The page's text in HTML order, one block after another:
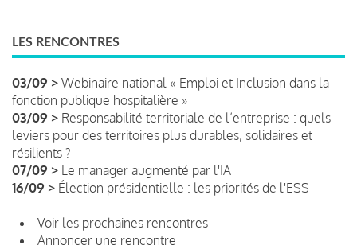
LES RENCONTRES
03/09 > Webinaire national « Emploi et Inclusion dans la
fonction publique hospitalière »
03/09 > Responsabilité territoriale de l’entreprise : quels
leviers pour des territoires plus durables, solidaires et
résilients ?
07/09 > Le manager augmenté par l'IA
16/09 > Élection présidentielle : les priorités de l'ESS
Voir les prochaines rencontres
Annoncer une rencontre